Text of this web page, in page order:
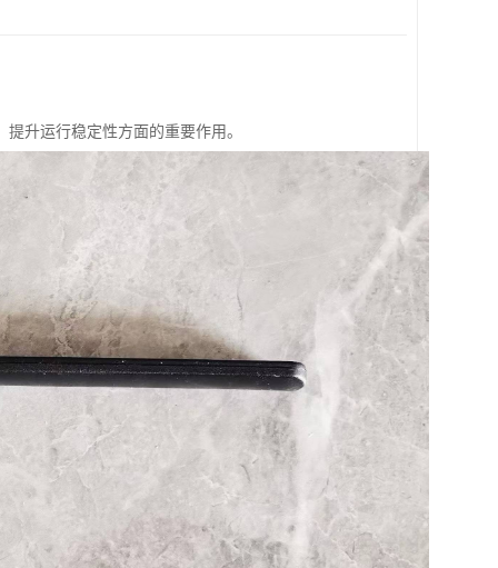
升运行稳定性方面的重要作用。